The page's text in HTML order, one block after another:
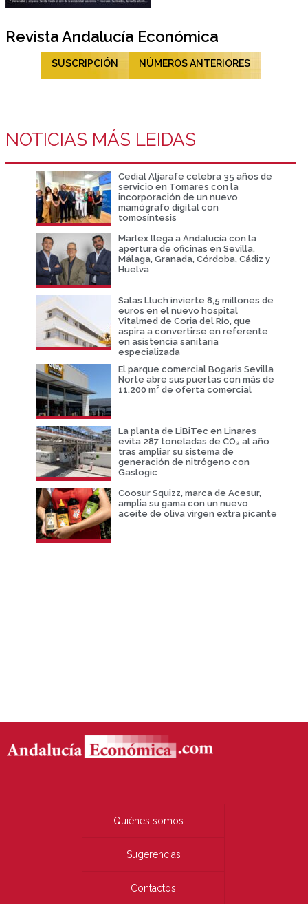
Revista Andalucía Económica
SUSCRIPCIÓN NÚMEROS ANTERIORES
NOTICIAS MÁS LEIDAS
Cedial Aljarafe celebra 35 años de
servicio en Tomares con la
incorporación de un nuevo
mamógrafo digital con
tomosíntesis
Marlex llega a Andalucía con la
apertura de oficinas en Sevilla,
Málaga, Granada, Córdoba, Cádiz y
Huelva
Salas Lluch invierte 8,5 millones de
euros en el nuevo hospital
Vitalmed de Coria del Río, que
aspira a convertirse en referente
en asistencia sanitaria
especializada
El parque comercial Bogaris Sevilla
Norte abre sus puertas con más de
11.200 m² de oferta comercial
La planta de LiBiTec en Linares
evita 287 toneladas de CO₂ al año
tras ampliar su sistema de
generación de nitrógeno con
Gaslogic
Coosur Squizz, marca de Acesur,
amplia su gama con un nuevo
aceite de oliva virgen extra picante
Quiénes somos
Sugerencias
Contactos